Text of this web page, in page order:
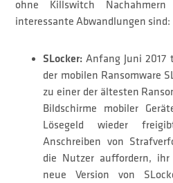
ohne Killswitch Nachahmern
interessante Abwandlungen sind:
SLocker: Anfang Juni 2017
der mobilen Ransomware
zu einer der ältesten
Bildschirme mobiler
Lösegeld wieder
Anschreiben von
die Nutzer auffordern,
neue Version von